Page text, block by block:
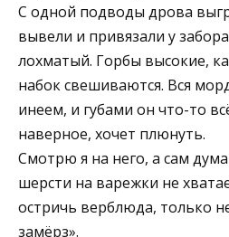
С одной подводы дрова
вывели и привязали у
лохматый. Горбы высокие,
набок свешиваются. Вся
инеем, и губами он что-то
наверное, хочет плюнуть.
Смотрю я на него, а сам
шерсти на варежки не
остричь верблюда, только
замёрз».